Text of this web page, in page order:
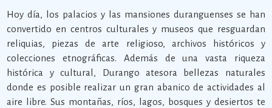
Hoy día, los palacios y las mansiones duranguenses se han
convertido en centros culturales y museos que resguardan
reliquias, piezas de arte religioso, archivos históricos y
colecciones etnográficas. Además de una vasta riqueza
histórica y cultural, Durango atesora bellezas naturales
donde es posible realizar un gran abanico de actividades al
aire libre. Sus montañas, ríos, lagos, bosques y desiertos te